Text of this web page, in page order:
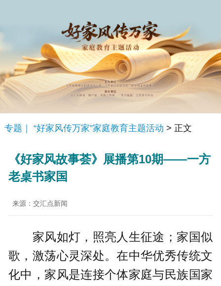
专题｜ “好家风传万家”家庭教育主题活动 > 正文
《好家风故事荟》展播第10期——一方
老桌书家国
来源：交汇点新闻
家风如灯，照亮人生征途；家国似
歌，激荡心灵深处。在中华优秀传统文
化中，家风是连接个体家庭与民族国家